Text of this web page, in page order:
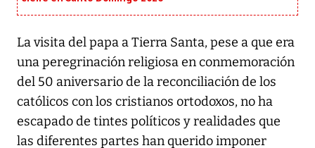
La visita del papa a Tierra Santa, pese a que era
una peregrinación religiosa en conmemoración
del 50 aniversario de la reconciliación de los
católicos con los cristianos ortodoxos, no ha
escapado de tintes políticos y realidades que
las diferentes partes han querido imponer